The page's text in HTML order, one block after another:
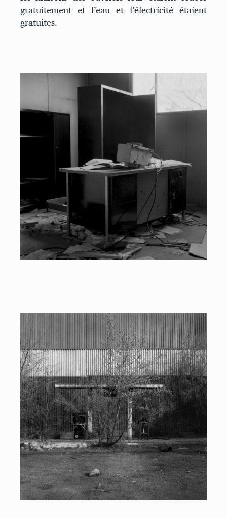
gratuitement et l’eau et l’électricité étaient
gratuites.